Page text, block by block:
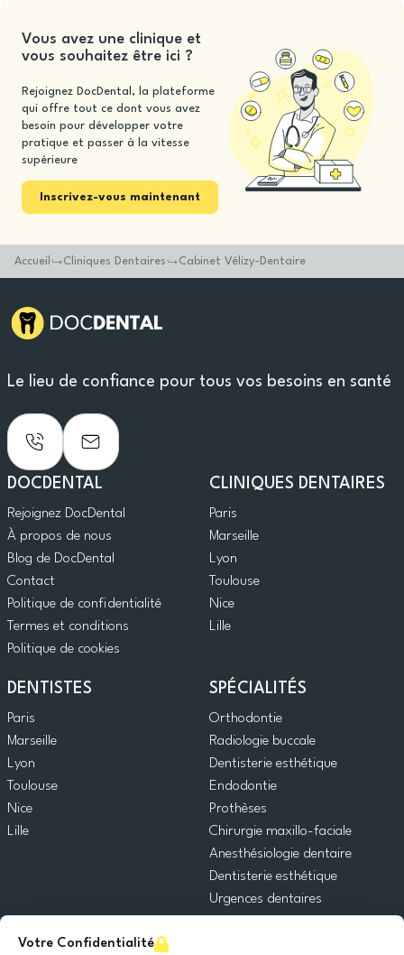
Votre Confidentialité
Vous avez une clinique et
vous souhaitez être ici ?
Rejoignez DocDental, la plateforme
qui offre tout ce dont vous avez
besoin pour développer votre
pratique et passer à la vitesse
supérieure
Inscrivez-vous maintenant
Accueil Cliniques Dentaires Cabinet Vélizy-Dentaire
Le lieu de confiance pour tous vos besoins en santé
DOCDENTAL
Rejoignez DocDental
À propos de nous
Blog de DocDental
Contact
Politique de confidentialité
Termes et conditions
Politique de cookies
CLINIQUES DENTAIRES
Paris
Marseille
Lyon
Toulouse
Nice
Lille
DENTISTES
Paris
Marseille
Lyon
Toulouse
Nice
Lille
SPÉCIALITÉS
Orthodontie
Radiologie buccale
Dentisterie esthétique
Endodontie
Prothèses
Chirurgie maxillo-faciale
Anesthésiologie dentaire
Dentisterie esthétique
Urgences dentaires